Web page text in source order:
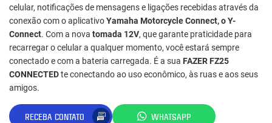
celular, notificações de mensagens e ligações recebidas através da
conexão com o aplicativoYamaha Motorcycle Connect, o Y-
Connect. Com a nova tomada 12V, que garante praticidade para
recarregar o celular a qualquer momento, você estará sempre
conectado e com a bateria carregada. É a sua FAZER FZ25
CONNECTEDte conectando ao uso econômico, às ruas e aos seus
amigos.
RECEBA CONTATO WHATSAPP